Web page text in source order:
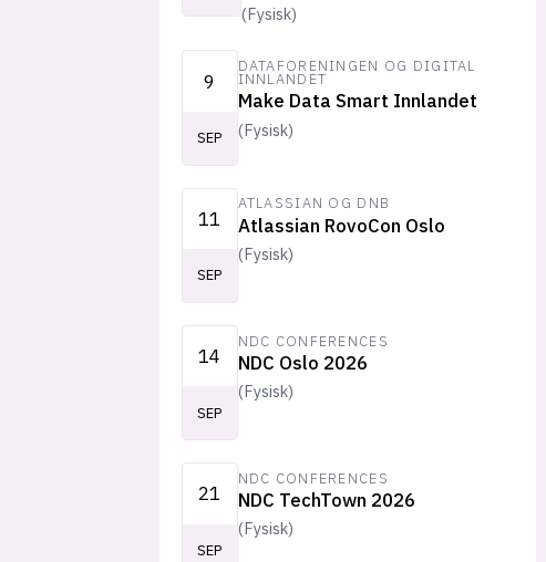
(Fysisk)
9
SEP
DATAFORENINGEN OG DIGITAL
INNLANDET
Make Data Smart Innlandet
(Fysisk)
11
SEP
ATLASSIAN OG DNB
Atlassian RovoCon Oslo
(Fysisk)
14
SEP
NDC CONFERENCES
NDC Oslo 2026
(Fysisk)
21
SEP
NDC CONFERENCES
NDC TechTown 2026
(Fysisk)